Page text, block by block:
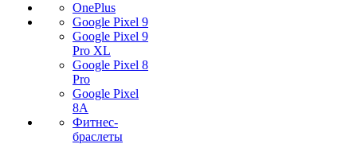
OnePlus
Google Pixel 9
Google Pixel 9
Pro XL
Google Pixel 8
Pro
Google Pixel
8A
Фитнес-
браслеты